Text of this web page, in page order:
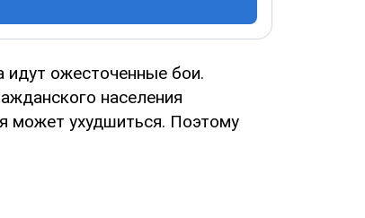
идут ожесточенные бои.
населения
может ухудшиться. Поэтому